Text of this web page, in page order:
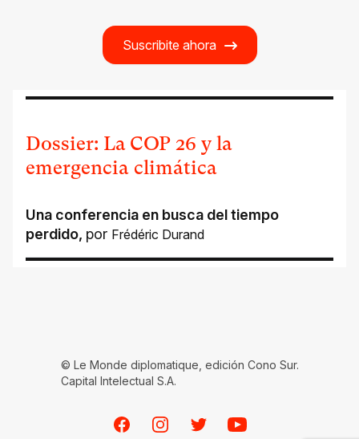
Suscribite ahora
Dossier: La COP 26 y la
emergencia climática
Una conferencia en busca del tiempo
perdido, por Frédéric Durand
© Le Monde diplomatique, edición Cono Sur.
Capital Intelectual S.A.
FacebookInstagramTwitterYoutube